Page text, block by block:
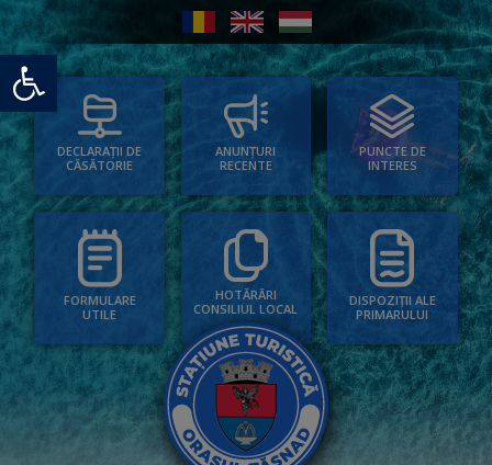
Deschide bara de unelte
DECLARAȚII DE
CĂSĂTORIE
ANUNȚURI
RECENTE
PUNCTE DE
INTERES
FORMULARE
UTILE
HOTĂRÂRI
CONSILIUL LOCAL
DISPOZIȚII ALE
PRIMARULUI